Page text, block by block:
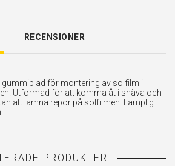
RECENSIONER
gummiblad för montering av solfilm i
Utformad för att komma åt i snäva och
att lämna repor på solfilmen. Lämplig